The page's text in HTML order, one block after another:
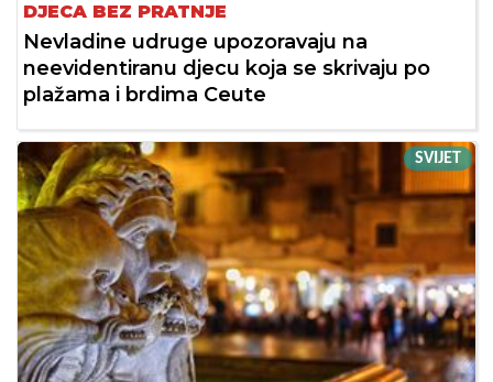
DJECA BEZ PRATNJE
Nevladine udruge upozoravaju na
neevidentiranu djecu koja se skrivaju po
plažama i brdima Ceute
SVIJET